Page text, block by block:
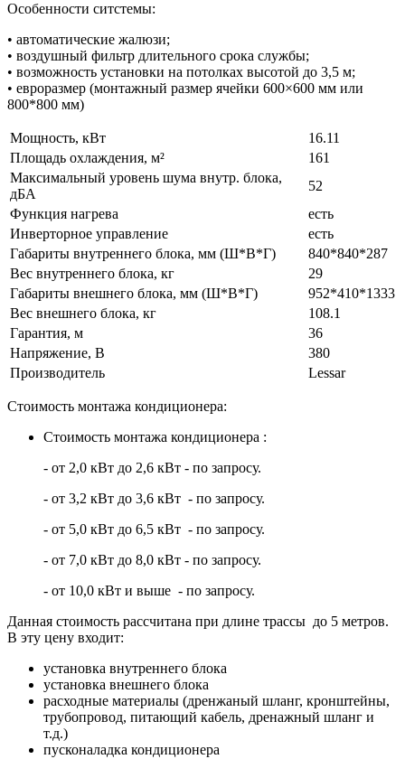
Особенности ситстемы:
• автоматические жалюзи;
• воздушный фильтр длительного срока службы;
• возможность установки на потолках высотой до 3,5 м;
• евроразмер (монтажный размер ячейки 600×600 мм или
800*800 мм)
Мощность, кВт
16.11
Площадь охлаждения, м²
161
Максимальный уровень шума внутр. блока,
дБА
52
Функция нагрева
есть
Инверторное управление
есть
Габариты внутреннего блока, мм (Ш*В*Г)
840*840*287
Вес внутреннего блока, кг
29
Габариты внешнего блока, мм (Ш*В*Г)
952*410*1333
Вес внешнего блока, кг
108.1
Гарантия, м
36
Напряжение, В
380
Производитель
Lessar
Стоимость монтажа кондиционера:
Стоимость монтажа кондиционера :
- от 2,0 кВт до 2,6 кВт - по запросу.
- от 3,2 кВт до 3,6 кВт - по запросу.
- от 5,0 кВт до 6,5 кВт - по запросу.
- от 7,0 кВт до 8,0 кВт - по запросу.
- от 10,0 кВт и выше - по запросу.
Данная стоимость рассчитана при длине трассы до 5 метров.
В эту цену входит:
установка внутреннего блока
установка внешнего блока
расходные материалы (дренжаный шланг, кронштейны,
трубопровод, питающий кабель, дренажный шланг и
т.д.)
пусконаладка кондиционера